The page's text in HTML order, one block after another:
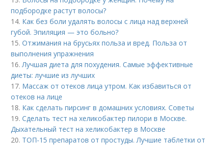
подбородке растут волосы?
14. Как без боли удалять волосы с лица над верхней
губой. Эпиляция — это больно?
15.Отжимания на брусьях польза и вред. Польза от
выполнения упражнения
16. Лучшая диета для похудения. Самые эффективные
диеты: лучшие из лучших
17. Массаж от отеков лица утром. Как избавиться от
отеков на лице
18. Как сделать пирсинг в домашних условиях. Советы
19.Сделать тест на хеликобактер пилори в Москве.
Дыхательный тест на хеликобактер в Москве
20. ТОП-15 препаратов от простуды. Лучшие таблетки от